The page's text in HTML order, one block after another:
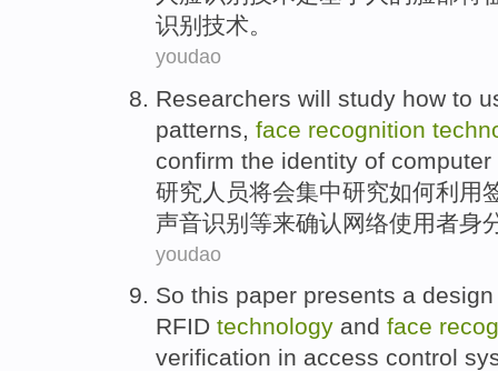
识别 技术。
youdao
Researchers will study how to
patterns face recognition
confirm the identity of computer
研究人员将会集中研究如何利用
声音识别 等来确认 网络使用者身
youdao
So this paper presents a design
RFID technology and face
verification in access control